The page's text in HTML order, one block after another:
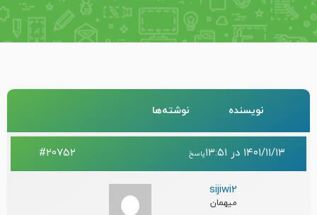
نویسنده نوشته‌ها
۱۴۰۱/۱۱/۱۳ در ۱۳:۵۱ #20752 پاسخ
sijiwi2
میهمان